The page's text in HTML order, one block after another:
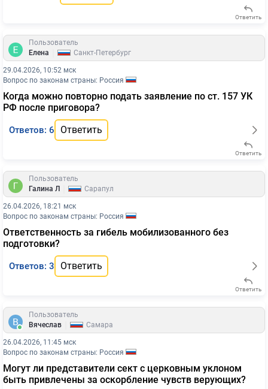
Ответить
Пользователь
Елена
Санкт-Петербург
29.04.2026, 10:52 мск
Вопрос по законам страны: Россия
Когда можно повторно подать заявление по ст. 157 УК
РФ после приговора?
Ответов: 6 Ответить
Ответить
Пользователь
Галина Л
Сарапул
26.04.2026, 18:21 мск
Вопрос по законам страны: Россия
Ответственность за гибель мобилизованного без
подготовки?
Ответов: 3 Ответить
Ответить
Пользователь
Вячеслав
Самара
26.04.2026, 11:45 мск
Вопрос по законам страны: Россия
Могут ли представители сект с церковным уклоном
быть привлечены за оскорбление чувств верующих?